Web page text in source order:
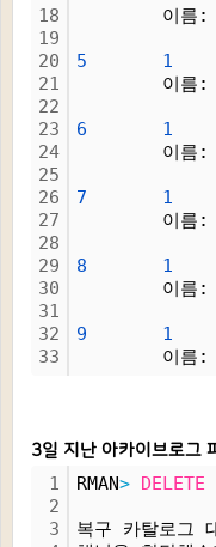
18
19
20
21
22
23
24
25
26
27
28
29
30
31
32
33
이름:
5 1
이름:
6 1
이름:
7 1
이름:
8 1
이름:
9 1
이름:
3일 지난 아카이브로그
1
2
3
RMAN> DELETE
복구 카탈로그